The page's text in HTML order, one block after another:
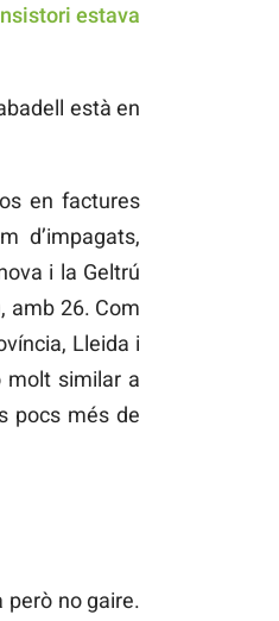
estava
està en
en factures
d’impagats,
i la Geltrú
amb 26. Com
Lleida i
molt similar a
pocs més de
però no gaire.